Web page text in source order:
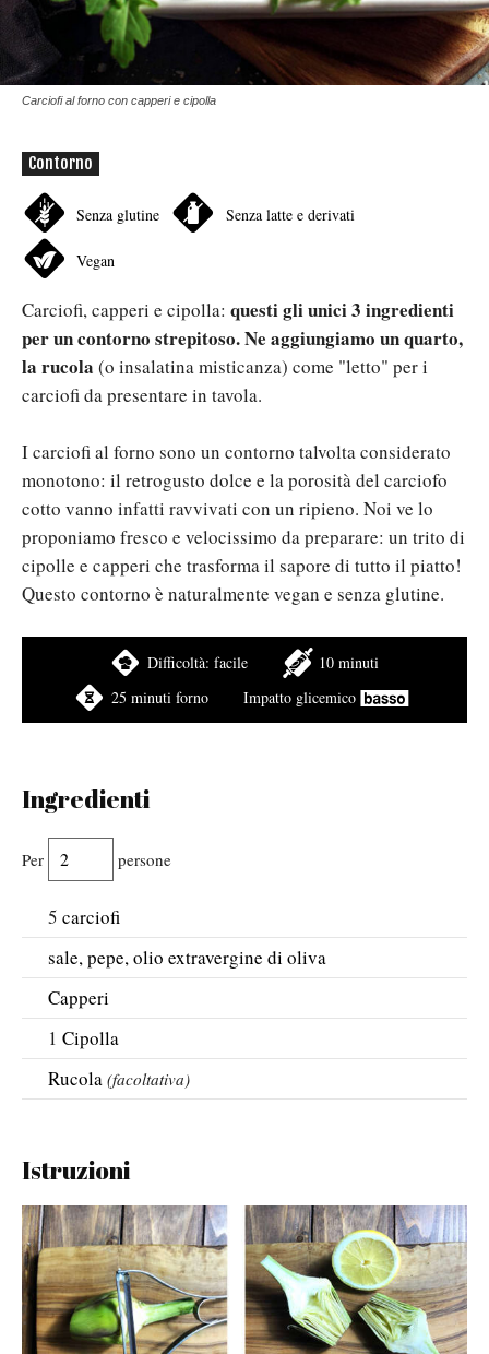
Carciofi al forno con capperi e cipolla
Contorno
Senza glutine Senza latte e derivati
Vegan
Carciofi, capperi e cipolla: questi gli unici 3 ingredienti
per un contorno strepitoso. Ne aggiungiamo un quarto,
la rucola (o insalatina misticanza) come "letto" per i
carciofi da presentare in tavola.
I carciofi al forno sono un contorno talvolta considerato
monotono: il retrogusto dolce e la porosità del carciofo
cotto vanno infatti ravvivati con un ripieno. Noi ve lo
proponiamo fresco e velocissimo da preparare: un trito di
cipolle e capperi che trasforma il sapore di tutto il piatto!
Questo contorno è naturalmente vegan e senza glutine.
Difficoltà: facile
10 minuti
25 minuti forno
Impatto glicemico
Ingredienti
Per persone
5 carciofi
sale, pepe, olio extravergine di oliva
Capperi
1 Cipolla
Rucola (facoltativa)
Istruzioni